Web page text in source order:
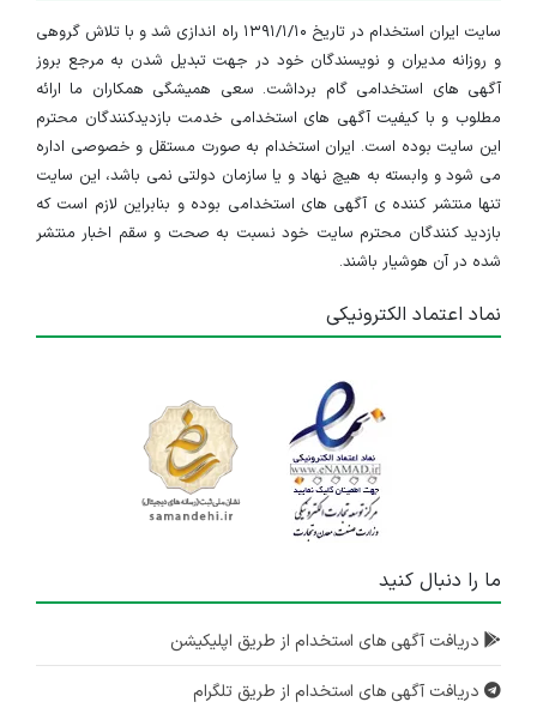
سایت ایران استخدام در تاریخ ۱۳۹۱/۱/۱۰ راه اندازی شد و با تلاش گروهی
و روزانه مدیران و نویسندگان خود در جهت تبدیل شدن به مرجع بروز
آگهی های استخدامی گام برداشت. سعی همیشگی همکاران ما ارائه
مطلوب و با کیفیت آگهی های استخدامی خدمت بازدیدکنندگان محترم
این سایت بوده است. ایران استخدام به صورت مستقل و خصوصی اداره
می شود و وابسته به هیچ نهاد و یا سازمان دولتی نمی باشد، این سایت
تنها منتشر کننده ی آگهی های استخدامی بوده و بنابراین لازم است که
بازدید کنندگان محترم سایت خود نسبت به صحت و سقم اخبار منتشر
شده در آن هوشیار باشند.
نماد اعتماد الکترونیکی
ما را دنبال کنید
دریافت آگهی های استخدام از طریق اپلیکیشن
دریافت آگهی های استخدام از طریق تلگرام